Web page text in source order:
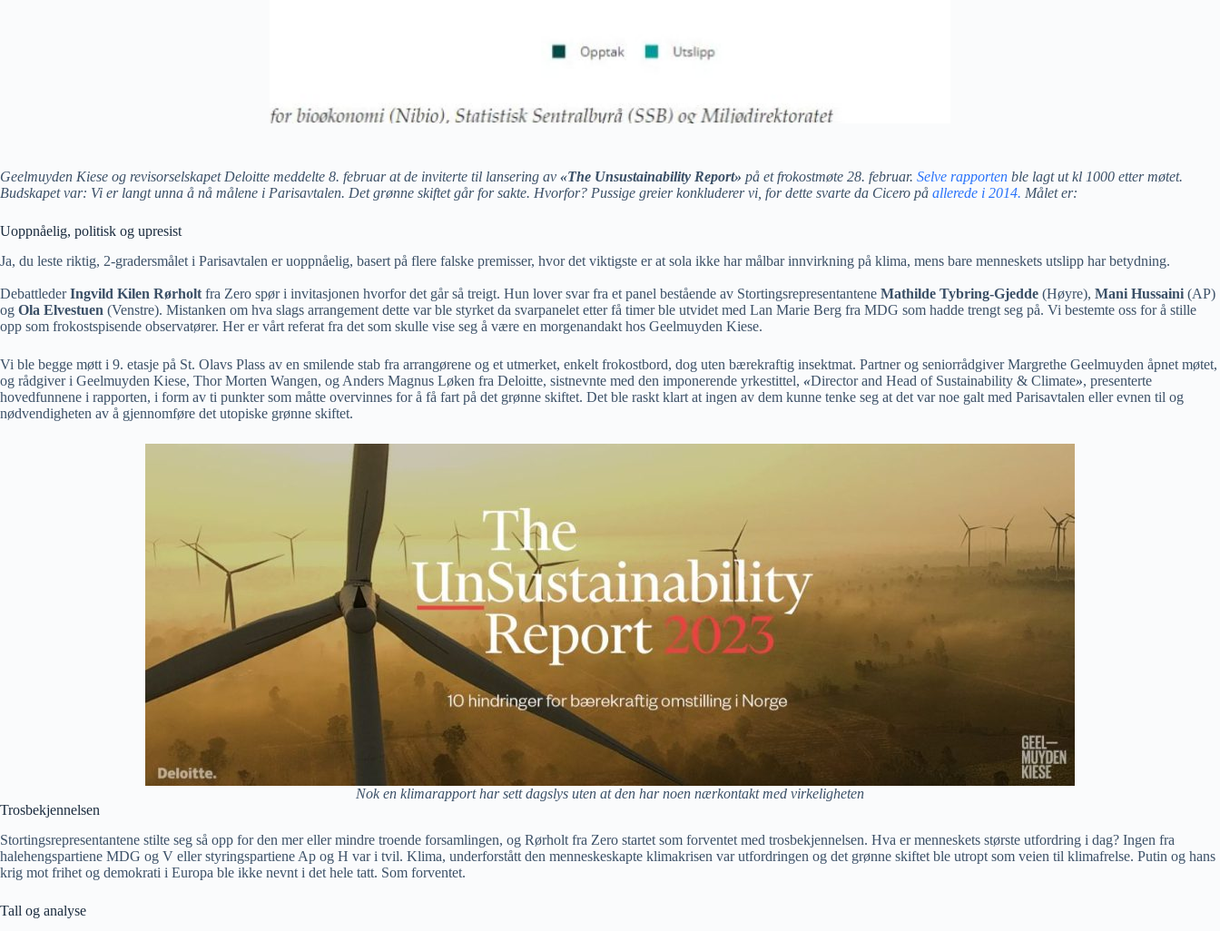
Geelmuyden Kiese og revisorselskapet Deloitte meddelte 8. februar at de inviterte til lansering av «The Unsustainability Report» på et frokostmøte 28. februar. Selve rapporten ble lagt ut kl 1000 etter møtet.
Budskapet var: Vi er langt unna å nå målene i Parisavtalen. Det grønne skiftet går for sakte. Hvorfor? Pussige greier konkluderer vi, for dette svarte da Cicero på allerede i 2014. Målet er:
Uoppnåelig, politisk og upresist
Ja, du leste riktig, 2-gradersmålet i Parisavtalen er uoppnåelig, basert på flere falske premisser, hvor det viktigste er at sola ikke har målbar innvirkning på klima, mens bare menneskets utslipp har betydning.
DebattlederIngvild Kilen Rørholt fra Zero spør i invitasjonen hvorfor det går så treigt. Hun lover svar fra et panel bestående av Stortingsrepresentantene Mathilde Tybring-Gjedde (Høyre), Mani Hussaini (AP)
og Ola Elvestuen (Venstre). Mistanken om hva slags arrangement dette var ble styrket da svarpanelet etter få timer ble utvidet med Lan Marie Berg fra MDG som hadde trengt seg på. Vi bestemte oss for å stille
opp som frokostspisende observatører. Her er vårt referat fra det som skulle vise seg å være en morgenandakt hos Geelmuyden Kiese.
Vi ble begge møtt i 9. etasje på St. Olavs Plass av en smilende stab fra arrangørene og et utmerket, enkelt frokostbord, dog uten bærekraftig insektmat. Partner og seniorrådgiver Margrethe Geelmuyden åpnet møtet,
og rådgiver i Geelmuyden Kiese, Thor Morten Wangen, og Anders Magnus Løken fra Deloitte, sistnevnte med den imponerende yrkestittel, «Director and Head of Sustainability & Climate», presenterte
hovedfunnene i rapporten, i form av ti punkter som måtte overvinnes for å få fart på det grønne skiftet. Det ble raskt klart at ingen av dem kunne tenke seg at det var noe galt med Parisavtalen eller evnen til og
nødvendigheten av å gjennomføre det utopiske grønne skiftet.
Nok en klimarapport har sett dagslys uten at den har noen nærkontakt med virkeligheten
Trosbekjennelsen
Stortingsrepresentantene stilte seg så opp for den mer eller mindre troende forsamlingen, og Rørholt fra Zero startet som forventet med trosbekjennelsen. Hva er menneskets største utfordring i dag? Ingen fra
halehengspartiene MDG og V eller styringspartiene Ap og H var i tvil. Klima, underforstått den menneskeskapte klimakrisen var utfordringen og det grønne skiftet ble utropt som veien til klimafrelse. Putin og hans
krig mot frihet og demokrati i Europa ble ikke nevnt i det hele tatt. Som forventet.
Tall og analyse